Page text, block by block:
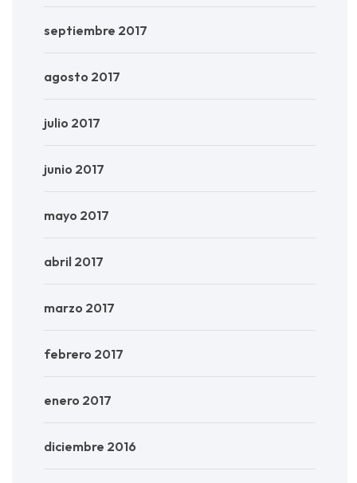
septiembre 2017
agosto 2017
julio 2017
junio 2017
mayo 2017
abril 2017
marzo 2017
febrero 2017
enero 2017
diciembre 2016